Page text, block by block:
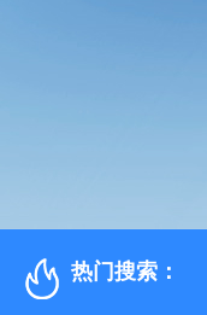
热门搜索：